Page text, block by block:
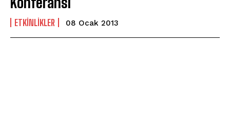
ETKINLIKLER 08 Ocak 2013